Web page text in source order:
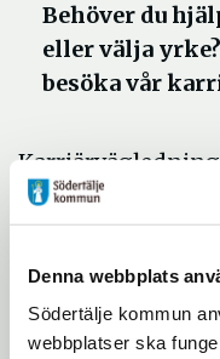
Denna webbplats
Södertälje kommun
webbplatser ska
Behöver du
eller välja
besöka vår
bemannat varje
jobba med eller
typ av arbete
och din